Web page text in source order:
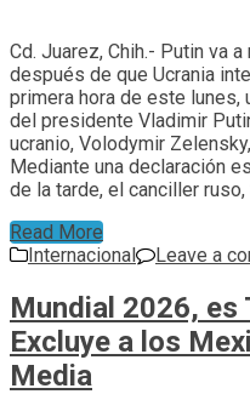
Cd. Juarez, Chih.- Putin va
después de que Ucrania
primera hora de este
del presidente Vladimir
ucranio, Volodymir
Mediante una declaración
de la tarde, el canciller
Read More
Internacional
Leave a
Mundial 2026, es
Excluye a los
Media